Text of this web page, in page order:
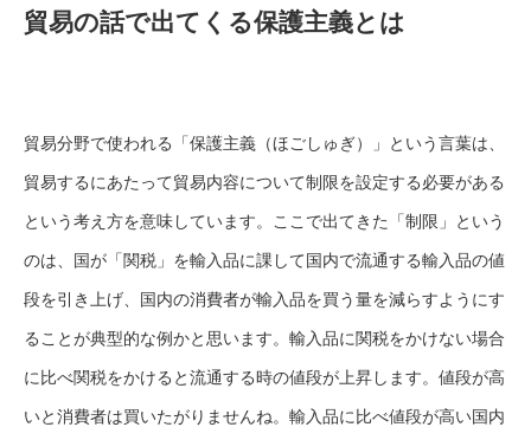
貿易の話で出てくる保護主義とは
貿易分野で使われる「保護主義（ほごしゅぎ）」という言葉は、
貿易するにあたって貿易内容について制限を設定する必要がある
という考え方を意味しています。ここで出てきた「制限」という
のは、国が「関税」を輸入品に課して国内で流通する輸入品の値
段を引き上げ、国内の消費者が輸入品を買う量を減らすようにす
ることが典型的な例かと思います。輸入品に関税をかけない場合
に比べ関税をかけると流通する時の値段が上昇します。値段が高
いと消費者は買いたがりませんね。輸入品に比べ値段が高い国内